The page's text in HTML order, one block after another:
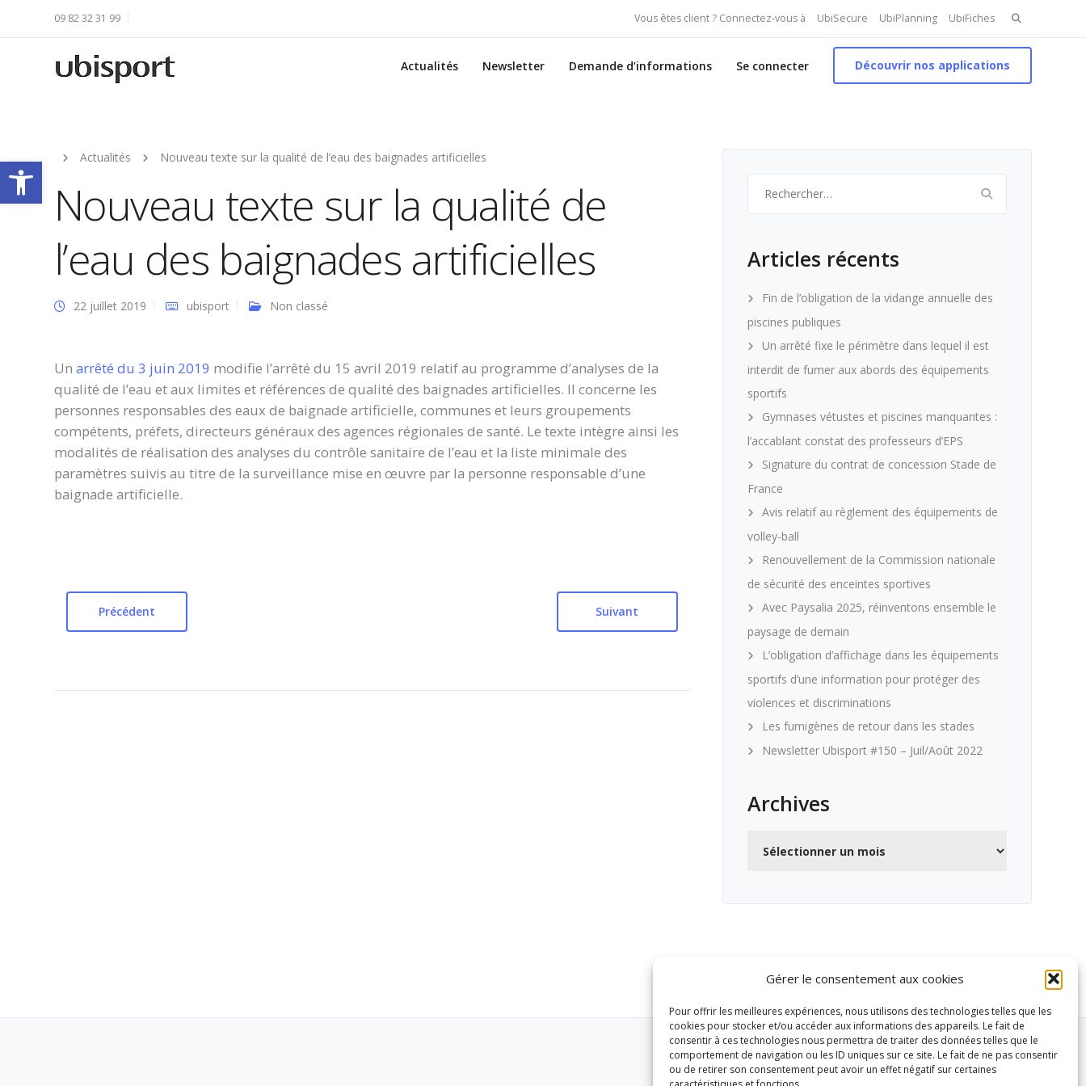
Ouvrir la barre d’outils
Gérer le consentement aux cookies
Pour offrir les meilleures expériences, nous utilisons des technologies telles que les
cookies pour stocker et/ou accéder aux informations des appareils. Le fait de
consentir à ces technologies nous permettra de traiter des données telles que le
comportement de navigation ou les ID uniques sur ce site. Le fait de ne pas consentir
ou de retirer son consentement peut avoir un effet négatif sur certaines
Vous êtes client ? Connectez-vous à UbiSecure UbiPlanning UbiFiches Search
for:
09 82 32 31 99
Actualités Newsletter Demande d’informations Se connecter Découvrir nos applications
Actualités Nouveau texte sur la qualité de l’eau des baignades artificielles
Nouveau texte sur la qualité de
l’eau des baignades artificielles
22 juillet 2019 ubisport Non classé
Un arrêté du 3 juin 2019 modifie l’arrêté du 15 avril 2019 relatif au programme d’analyses de la
qualité de l’eau et aux limites et références de qualité des baignades artificielles. Il concerne les
personnes responsables des eaux de baignade artificielle, communes et leurs groupements
compétents, préfets, directeurs généraux des agences régionales de santé. Le texte intègre ainsi les
modalités de réalisation des analyses du contrôle sanitaire de l’eau et la liste minimale des
paramètres suivis au titre de la surveillance mise en œuvre par la personne responsable d’une
baignade artificielle.
Précédent Suivant
Articles récents
Fin de l’obligation de la vidange annuelle des
piscines publiques
Un arrêté fixe le périmètre dans lequel il est
interdit de fumer aux abords des équipements
sportifs
Gymnases vétustes et piscines manquantes :
l’accablant constat des professeurs d’EPS
Signature du contrat de concession Stade de
France
Avis relatif au règlement des équipements de
volley-ball
Renouvellement de la Commission nationale
de sécurité des enceintes sportives
Avec Paysalia 2025, réinventons ensemble le
paysage de demain
L’obligation d’affichage dans les équipements
sportifs d’une information pour protéger des
violences et discriminations
Les fumigènes de retour dans les stades
Newsletter Ubisport #150 – Juil/Août 2022
Archives